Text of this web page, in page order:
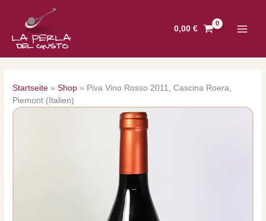
springen
0,00€
Startseite »Shop » Piva Vino Rosso 2011, Cascina Roera,
Piemont (Italien)